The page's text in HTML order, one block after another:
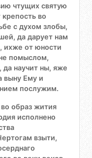
чтущих святую
во
с духом злобы,
да дарует нам
ихже от юности
помыслом,
научит ны, яже
выну Ему и
послужим.
во образ жития
исполнено
взыти,